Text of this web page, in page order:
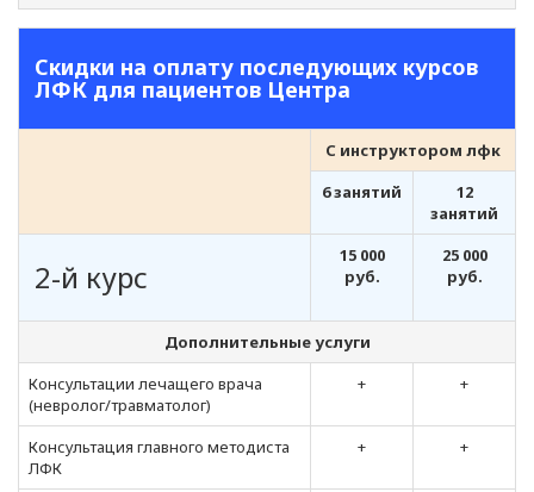
Скидки на оплату последующих курсов
ЛФК для пациентов Центра
С инструктором лфк
6 занятий
12
занятий
2-й курс
15 000
руб.
25 000
руб.
Дополнительные услуги
Консультации лечащего врача
(невролог/травматолог)
+ +
Консультация главного методиста
ЛФК
+ +